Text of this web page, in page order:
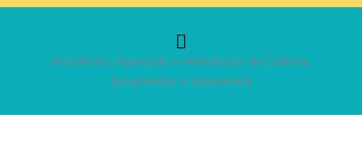
Assistência, Reparação e Manutenção de Caldeira,
Recuperador e Salamandra